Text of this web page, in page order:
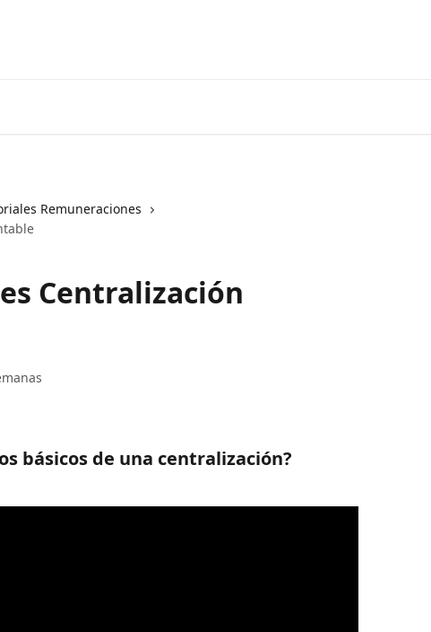
Remuneraciones
Centralización
básicos de una centralización?